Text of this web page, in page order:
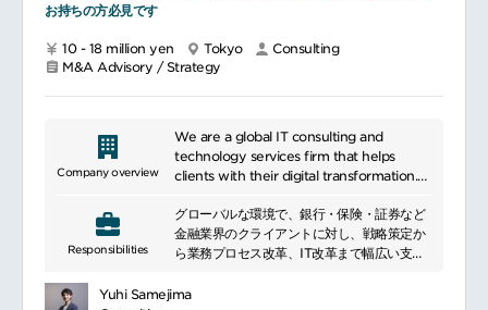
お持ちの方必見です
10 - 18 million yen Tokyo
Consulting
M&A Advisory / Strategy
Company overview
We are a global IT consulting and
technology services firm that helps
clients with their digital transformation.
development to implementation and
create innovative solutions for a wide
range of industries. We help our clients
our expertise in areas such as data
Responsibilities
グローバルな環境で、銀行・保険・証券など
金融業界のクライアントに対し、戦略策定か
ら業務プロセス改革、IT改革まで幅広い支援
ます。特にマネージャー以上のポジションで
Yuhi Samejima